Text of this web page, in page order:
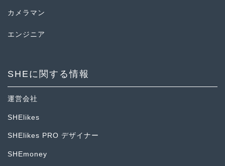
カメラマン
エンジニア
SHEに関する情報
運営会社
SHElikes
SHElikes PRO デザイナー
SHEmoney